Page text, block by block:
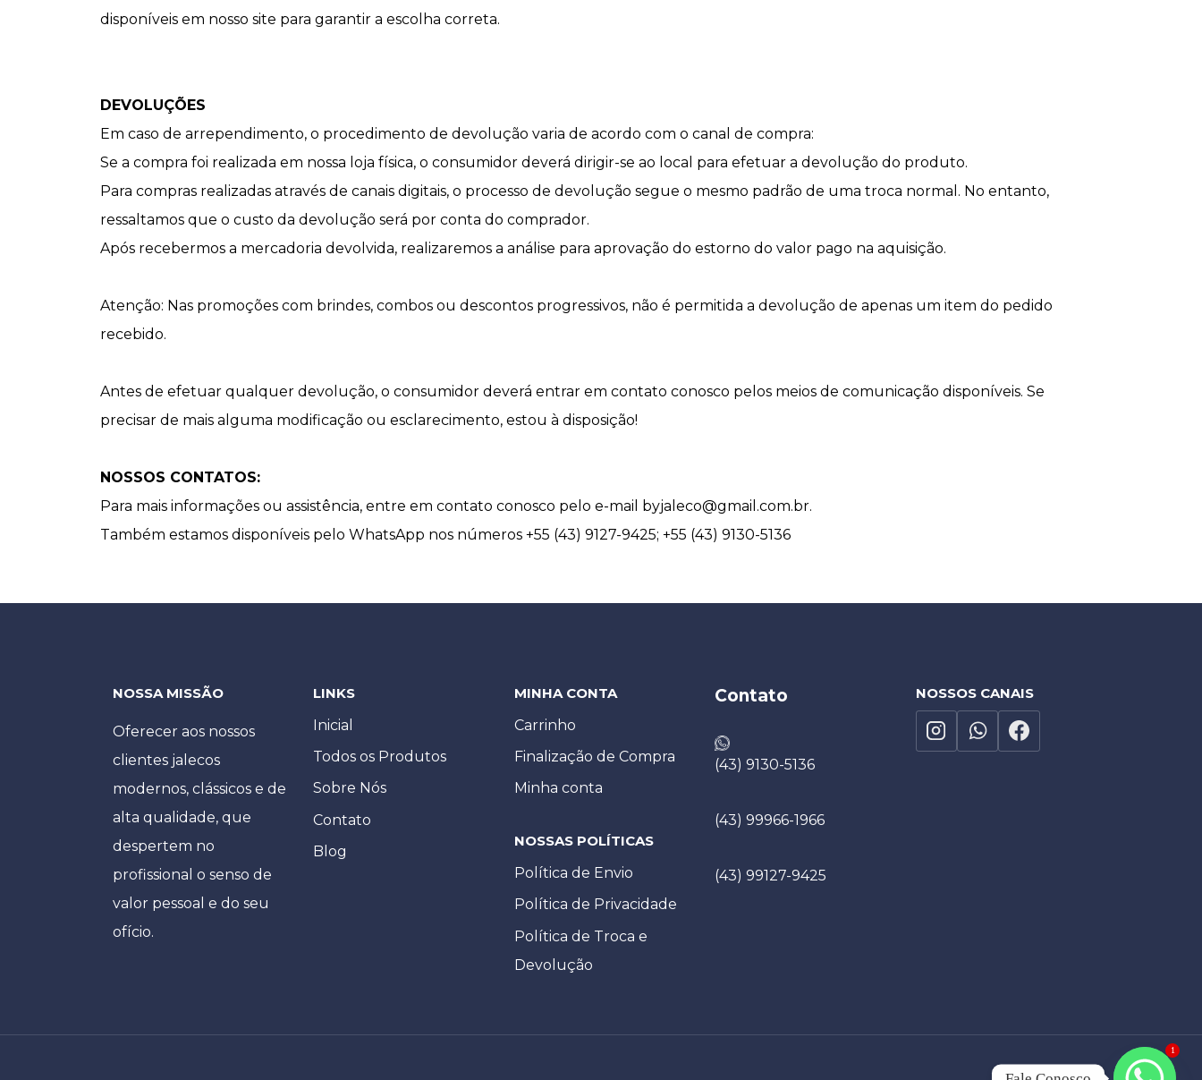
disponíveis em nosso site para garantir a escolha correta.
DEVOLUÇÕES
Em caso de arrependimento, o procedimento de devolução varia de acordo com o canal de compra:
Se a compra foi realizada em nossa loja física, o consumidor deverá dirigir-se ao local para efetuar a devolução do produto.
Para compras realizadas através de canais digitais, o processo de devolução segue o mesmo padrão de uma troca normal. No entanto,
ressaltamos que o custo da devolução será por conta do comprador.
Após recebermos a mercadoria devolvida, realizaremos a análise para aprovação do estorno do valor pago na aquisição.
Atenção: Nas promoções com brindes, combos ou descontos progressivos, não é permitida a devolução de apenas um item do pedido
recebido.
Antes de efetuar qualquer devolução, o consumidor deverá entrar em contato conosco pelos meios de comunicação disponíveis. Se
precisar de mais alguma modificação ou esclarecimento, estou à disposição!
NOSSOS CONTATOS:
Para mais informações ou assistência, entre em contato conosco pelo e-mail byjaleco@gmail.com.br.
Também estamos disponíveis pelo WhatsApp nos números +55 (43) 9127-9425; +55 (43) 9130-5136
NOSSA MISSÃO
Oferecer aos nossos
clientes jalecos
modernos, clássicos e de
alta qualidade, que
despertem no
profissional o senso de
valor pessoal e do seu
ofício.
LINKS
Inicial
Todos os Produtos
Sobre Nós
Contato
Blog
MINHA CONTA
Carrinho
Finalização de Compra
Minha conta
NOSSAS POLÍTICAS
Política de Envio
Política de Privacidade
Política de Troca e
Devolução​
Contato
(43) 9130-5136
(43) 99966-1966
(43) 99127-9425
NOSSOS CANAIS
1